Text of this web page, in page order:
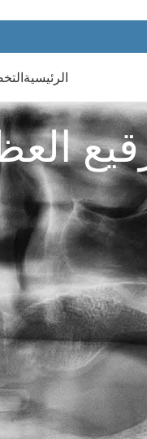
الرئيسية
الأسنان فإذا مر أكثر
من أمراض اللثة أو
مركز بطل للأسنان
| الإجابة الكاملة